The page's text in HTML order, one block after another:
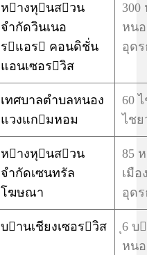
หางหุนสวน
จำกัดวินเนอ
รแอร คอนดิชั่น
แอนเซอรวิส
300
หน
อุด
เทศบาลตำบลหนอง
แวงแกมหอม
60
ไช
หางหุนสวน
จำกัดเซนทรัล
โฆษณา
85
เมือ
อุด
บานเชียงเซอรวิส
6 บ
หน